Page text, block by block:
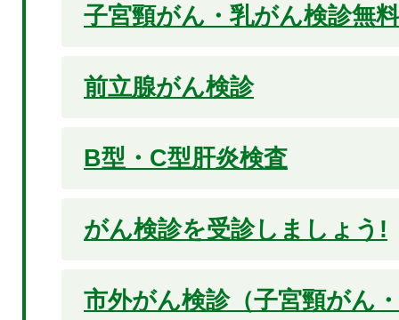
子宮頸がん・乳がん検診無
前立腺がん検診
B型・C型肝炎検査
がん検診を受診しましょう!
市外がん検診（子宮頸がん